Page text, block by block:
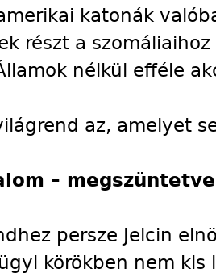
katonák
részt a
nélkül efféle
az, amelyet
–
persze Jelcin
körökben nem